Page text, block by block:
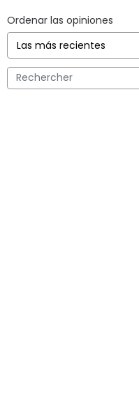
Ordenar las opiniones